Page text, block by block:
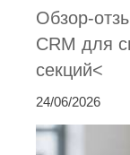
Обзор-
CRM для
секций<
24/06/2026